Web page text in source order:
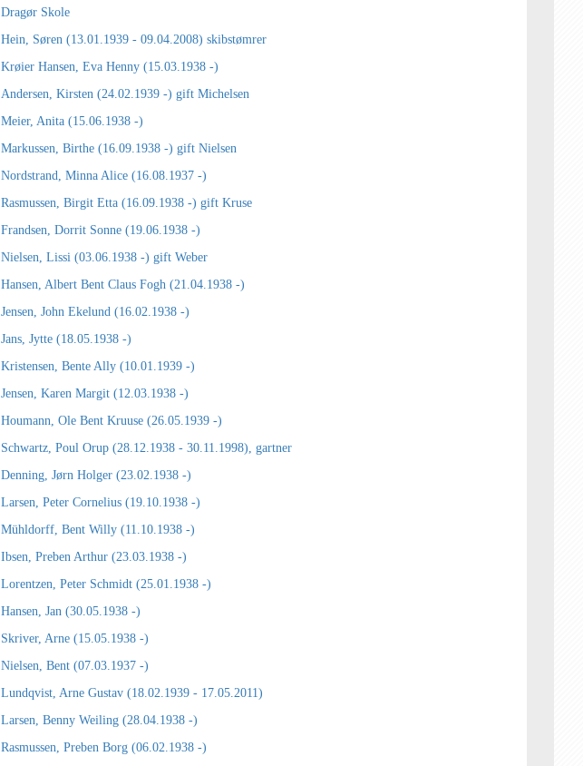
Dragør Skole
Hein, Søren (13.01.1939 - 09.04.2008) skibstømrer
Krøier Hansen, Eva Henny (15.03.1938 -)
Andersen, Kirsten (24.02.1939 -) gift Michelsen
Meier, Anita (15.06.1938 -)
Markussen, Birthe (16.09.1938 -) gift Nielsen
Nordstrand, Minna Alice (16.08.1937 -)
Rasmussen, Birgit Etta (16.09.1938 -) gift Kruse
Frandsen, Dorrit Sonne (19.06.1938 -)
Nielsen, Lissi (03.06.1938 -) gift Weber
Hansen, Albert Bent Claus Fogh (21.04.1938 -)
Jensen, John Ekelund (16.02.1938 -)
Jans, Jytte (18.05.1938 -)
Kristensen, Bente Ally (10.01.1939 -)
Jensen, Karen Margit (12.03.1938 -)
Houmann, Ole Bent Kruuse (26.05.1939 -)
Schwartz, Poul Orup (28.12.1938 - 30.11.1998), gartner
Denning, Jørn Holger (23.02.1938 -)
Larsen, Peter Cornelius (19.10.1938 -)
Mühldorff, Bent Willy (11.10.1938 -)
Ibsen, Preben Arthur (23.03.1938 -)
Lorentzen, Peter Schmidt (25.01.1938 -)
Hansen, Jan (30.05.1938 -)
Skriver, Arne (15.05.1938 -)
Nielsen, Bent (07.03.1937 -)
Lundqvist, Arne Gustav (18.02.1939 - 17.05.2011)
Larsen, Benny Weiling (28.04.1938 -)
Rasmussen, Preben Borg (06.02.1938 -)